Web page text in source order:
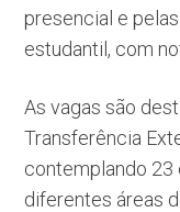
presencial e
estudantil, com
As vagas são
Transferência
contemplando 23
diferentes áreas